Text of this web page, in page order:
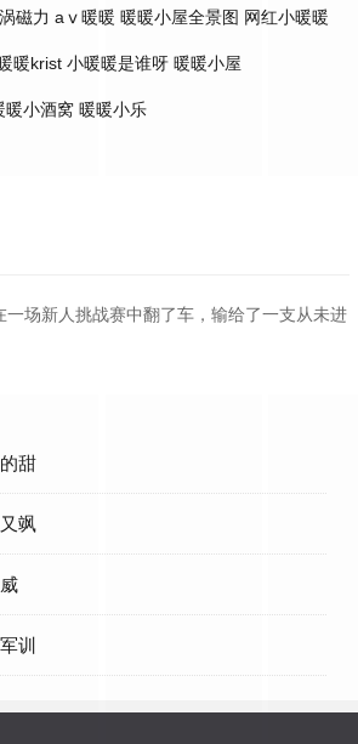
磁力 aⅴ暖暖 暖暖小屋全景图 网红小暖暖
暖krist 小暖暖是谁呀 暖暖小屋
暖小酒窝 暖暖小乐
场新人挑战赛中翻了车，输给了一支从未进
甜
飒
训